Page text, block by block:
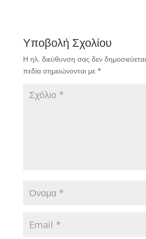
Υποβολή Σχολίου
Η ηλ. διεύθυνση σας δεν
πεδία σημειώνονται με *